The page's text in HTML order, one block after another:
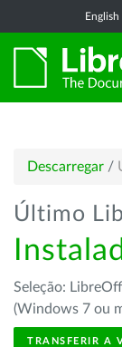
English
Descarregar /
Último
Seleção:
(Windows 7 ou
TRANSFERIR A